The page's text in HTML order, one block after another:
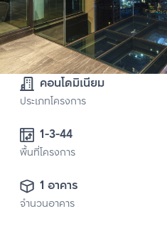
คอนโดมิเนียม
ประเภทโครงการ
1-3-44
พื้นที่โครงการ
1 อาคาร
จำนวนอาคาร